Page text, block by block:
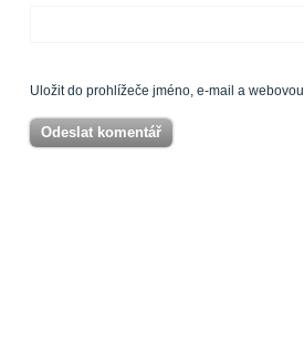
Uložit do prohlížeče jméno, e-mail a